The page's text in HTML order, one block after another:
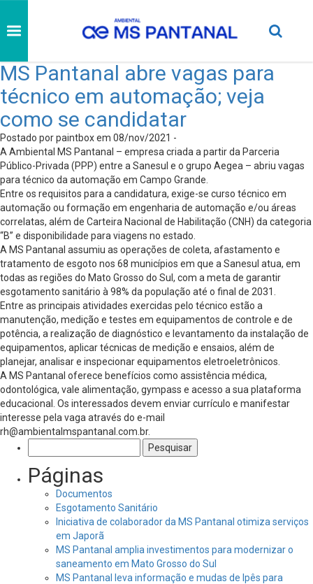
MS Pantanal abre vagas para
técnico em automação; veja
como se candidatar
Postado por paintbox em 08/nov/2021 -
A Ambiental MS Pantanal – empresa criada a partir da Parceria
Público-Privada (PPP) entre a Sanesul e o grupo Aegea – abriu vagas
para técnico da automação em Campo Grande.
Entre os requisitos para a candidatura, exige-se curso técnico em
automação ou formação em engenharia de automação e/ou áreas
correlatas, além de Carteira Nacional de Habilitação (CNH) da categoria
“B” e disponibilidade para viagens no estado.
A MS Pantanal assumiu as operações de coleta, afastamento e
tratamento de esgoto nos 68 municípios em que a Sanesul atua, em
todas as regiões do Mato Grosso do Sul, com a meta de garantir
esgotamento sanitário à 98% da população até o final de 2031.
Entre as principais atividades exercidas pelo técnico estão a
manutenção, medição e testes em equipamentos de controle e de
potência, a realização de diagnóstico e levantamento da instalação de
equipamentos, aplicar técnicas de medição e ensaios, além de
planejar, analisar e inspecionar equipamentos eletroeletrônicos.
A MS Pantanal oferece benefícios como assistência médica,
odontológica, vale alimentação, gympass e acesso a sua plataforma
educacional. Os interessados devem enviar currículo e manifestar
interesse pela vaga através do e-mail
rh@ambientalmspantanal.com.br.
por:
Páginas
Documentos
Esgotamento Sanitário
Iniciativa de colaborador da MS Pantanal otimiza serviços
em Japorã
MS Pantanal amplia investimentos para modernizar o
saneamento em Mato Grosso do Sul
MS Pantanal leva informação e mudas de Ipês para